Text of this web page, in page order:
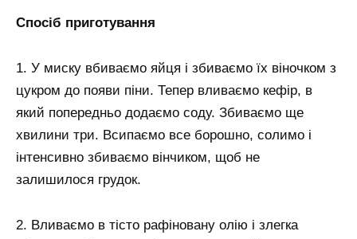
Спосіб приготування
1. У миску вбиваємо яйця і збиваємо їх віночком з
цукром до появи піни. Тепер вливаємо кефір, в
який попередньо додаємо соду. Збиваємо ще
хвилини три. Всипаємо все борошно, солимо і
інтенсивно збиваємо вінчиком, щоб не
залишилося грудок.
2. Вливаємо в тісто рафіновану олію і злегка